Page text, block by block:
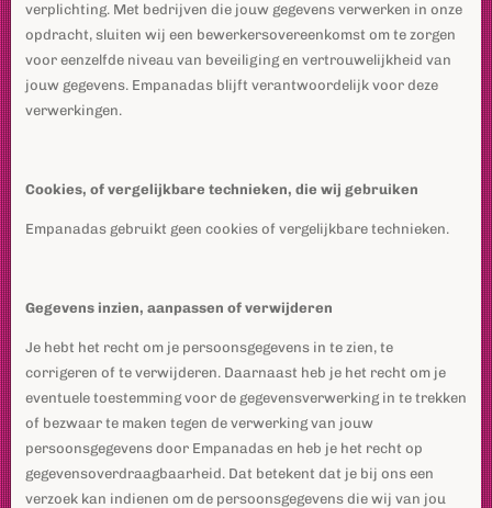
verplichting. Met bedrijven die jouw gegevens verwerken in onze
opdracht, sluiten wij een bewerkersovereenkomst om te zorgen
voor eenzelfde niveau van beveiliging en vertrouwelijkheid van
jouw gegevens. Empanadas blijft verantwoordelijk voor deze
verwerkingen.
Cookies, of vergelijkbare technieken, die wij gebruiken
Empanadas gebruikt geen cookies of vergelijkbare technieken.
Gegevens inzien, aanpassen of verwijderen
Je hebt het recht om je persoonsgegevens in te zien, te
corrigeren of te verwijderen. Daarnaast heb je het recht om je
eventuele toestemming voor de gegevensverwerking in te trekken
of bezwaar te maken tegen de verwerking van jouw
persoonsgegevens door Empanadas en heb je het recht op
gegevensoverdraagbaarheid. Dat betekent dat je bij ons een
verzoek kan indienen om de persoonsgegevens die wij van jou